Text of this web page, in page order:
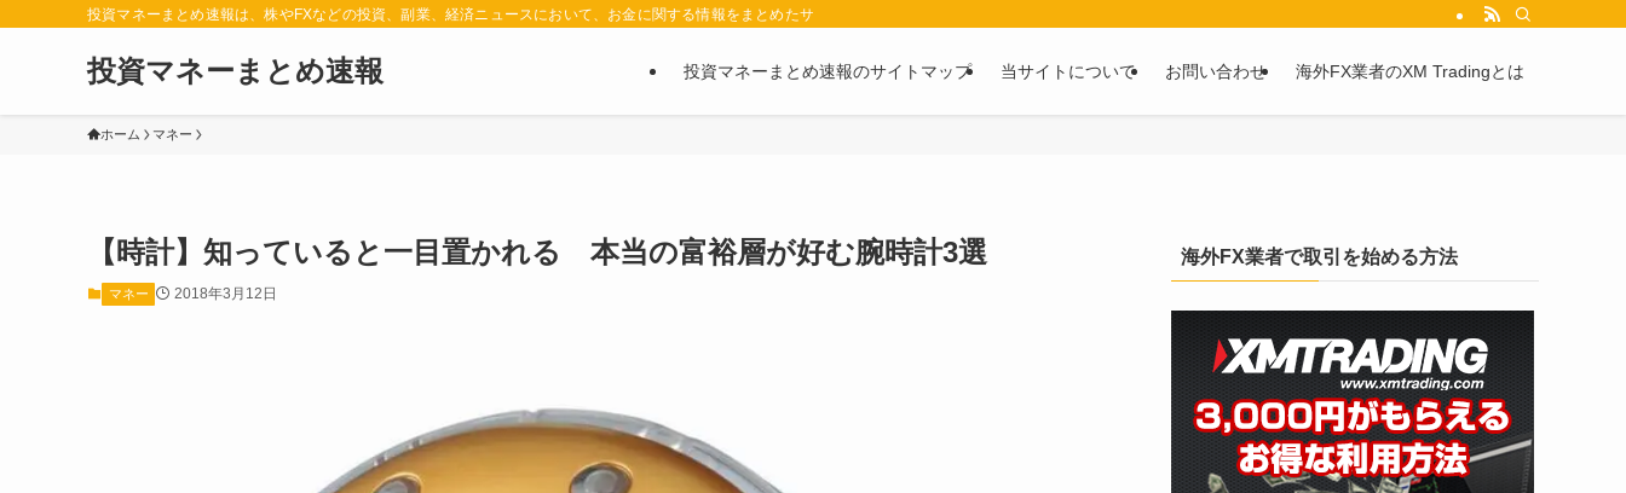
投資マネーまとめ速報は、株やFXなどの投資、副業、経済ニュースにおいて、お金に関する情報をまとめたサイトです。お金に関する情報の口コミや評判を2chや5chからピックアップしています。
投資マネーまとめ速報 投資マネーまとめ速報のサイトマップ 当サイトについて お問い合わせ 海外FX業者のXM Tradingとは
ホーム マネー
【時計】知っていると一目置かれる 本当の富裕層が好む腕時計3選
マネー 2018年3月12日
海外FX業者で取引を始める方法